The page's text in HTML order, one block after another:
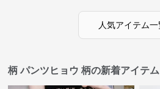
人気アイテム
柄 パンツヒョウ 柄の新着アイテム